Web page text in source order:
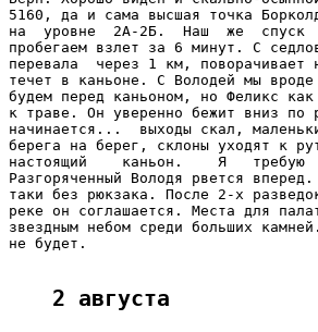
5160, да и сама высшая точка
на  уровне  2А-2Б.  Наш  же  спуск
пробегаем взлет за 6 минут. С
перевала  через 1 км,
течет в каньоне. С Володей мы
будем перед каньоном, но Феликс
к траве. Он уверенно бежит вниз по
начинается...  выходы скал,
берега на берег, склоны уходят к
настоящий    каньон.    Я   требую
Разгоряченный Володя рвется
таки без рюкзака. После 2-х
реке он соглашается. Места для
звездным небом среди больших
не будет.
2 августа